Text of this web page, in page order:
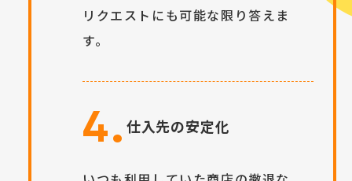
リクエストにも可能な限り答えま
す。
4. 仕入先の安定化